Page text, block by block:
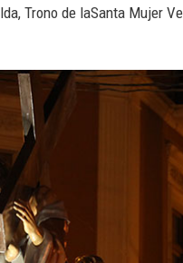
Trono de laSanta Mujer